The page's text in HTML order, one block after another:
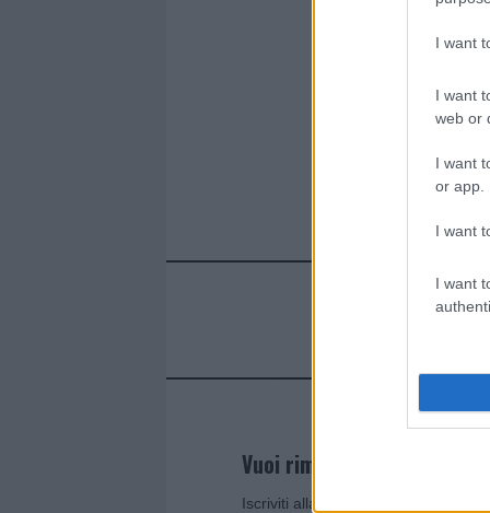
I want
I want
web or
I want
or app.
I want
I want
re
Vuoi rimanere sempre
Iscriviti alla newsletter di Gallura